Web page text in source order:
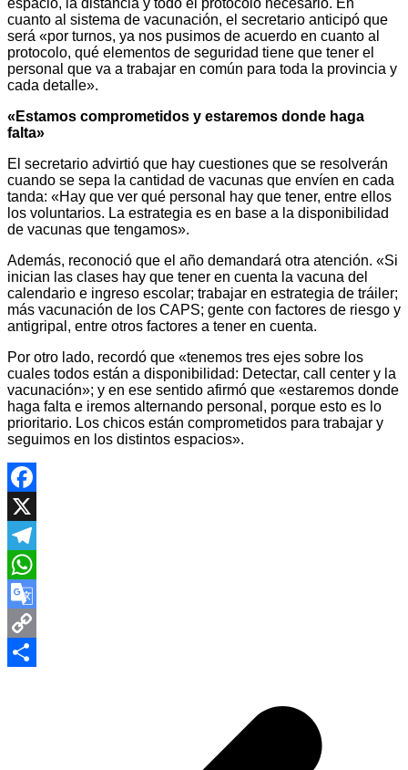
espacio, la distancia y todo el protocolo necesario. En
cuanto al sistema de vacunación, el secretario anticipó que
será «por turnos, ya nos pusimos de acuerdo en cuanto al
protocolo, qué elementos de seguridad tiene que tener el
personal que va a trabajar en común para toda la provincia y
cada detalle».
«Estamos comprometidos y estaremos donde haga
falta»
El secretario advirtió que hay cuestiones que se resolverán
cuando se sepa la cantidad de vacunas que envíen en cada
tanda: «Hay que ver qué personal hay que tener, entre ellos
los voluntarios. La estrategia es en base a la disponibilidad
de vacunas que tengamos».
Además, reconoció que el año demandará otra atención. «Si
inician las clases hay que tener en cuenta la vacuna del
calendario e ingreso escolar; trabajar en estrategia de tráiler;
más vacunación de los CAPS; gente con factores de riesgo y
antigripal, entre otros factores a tener en cuenta.
Por otro lado, recordó que «tenemos tres ejes sobre los
cuales todos están a disponibilidad: Detectar, call center y la
vacunación»; y en ese sentido afirmó que «estaremos donde
haga falta e iremos alternando personal, porque esto es lo
prioritario. Los chicos están comprometidos para trabajar y
seguimos en los distintos espacios».
Facebook
X
Telegram
WhatsApp
Google
Translate
Copy